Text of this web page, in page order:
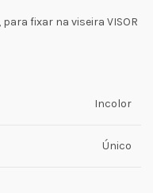
fixar na viseira VISOR
Incolor
Único